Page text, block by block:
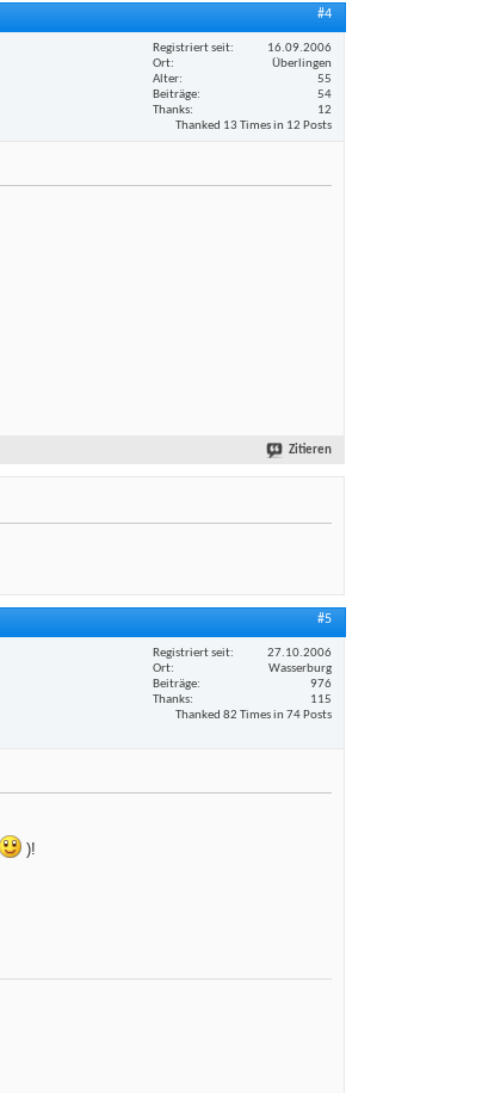
#4
Registriert seit
16.09.2006
Ort
Überlingen
Alter
55
Beiträge
54
Thanks
12
Thanked 13 Times in 12 Posts
Zitieren
#5
Registriert seit
27.10.2006
Ort
Wasserburg
Beiträge
976
Thanks
115
Thanked 82 Times in 74 Posts
)!